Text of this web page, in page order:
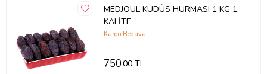
doğal ürün olmasından dolayı,
lokum, şekerleme ve çikolata gibi
ürünler ise fabrikasyon olmadığı
için ambalaj ve paket içeriğinde
MEDJOUL KUDÜS HURMASI 1 KG 1.
KALİTE
Kargo Bedava
750,00 TL